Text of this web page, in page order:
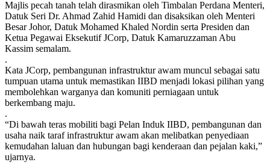
Majlis pecah tanah telah dirasmikan oleh Timbalan Perdana Menteri,
Datuk Seri Dr. Ahmad Zahid Hamidi dan disaksikan oleh Menteri
Besar Johor, Datuk Mohamed Khaled Nordin serta Presiden dan
Ketua Pegawai Eksekutif JCorp, Datuk Kamaruzzaman Abu
Kassim semalam.
.
Kata JCorp, pembangunan infrastruktur awam muncul sebagai satu
tumpuan utama untuk memastikan IIBD menjadi lokasi pilihan yang
membolehkan warganya dan komuniti perniagaan untuk
berkembang maju.
.
“Di bawah teras mobiliti bagi Pelan Induk IIBD, pembangunan dan
usaha naik taraf infrastruktur awam akan melibatkan penyediaan
kemudahan laluan dan hubungan bagi kenderaan dan pejalan kaki,”
ujarnya.